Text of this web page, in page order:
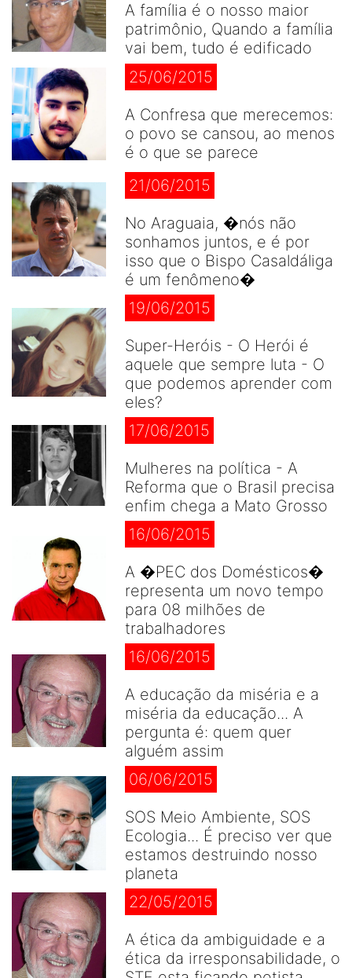
A família é o nosso maior
patrimônio, Quando a família
vai bem, tudo é edificado
25/06/2015
A Confresa que merecemos:
o povo se cansou, ao menos
é o que se parece
21/06/2015
No Araguaia, �nós não
sonhamos juntos, e é por
isso que o Bispo Casaldáliga
é um fenômeno�
19/06/2015
Super-Heróis - O Herói é
aquele que sempre luta - O
que podemos aprender com
eles?
17/06/2015
Mulheres na política - A
Reforma que o Brasil precisa
enfim chega a Mato Grosso
16/06/2015
A �PEC dos Domésticos�
representa um novo tempo
para 08 milhões de
trabalhadores
16/06/2015
A educação da miséria e a
miséria da educação... A
pergunta é: quem quer
alguém assim
06/06/2015
SOS Meio Ambiente, SOS
Ecologia... É preciso ver que
estamos destruindo nosso
planeta
22/05/2015
A ética da ambiguidade e a
ética da irresponsabilidade, o